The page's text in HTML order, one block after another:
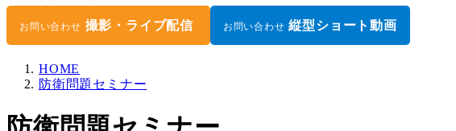
お問い合わせ 撮影・ライブ配信 お問い合わせ 縦型ショート動画
HOME
防衛問題セミナー